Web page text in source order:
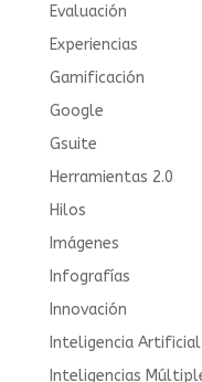
Evaluación
Experiencias
Gamificación
Google
Gsuite
Herramientas 2.0
Hilos
Imágenes
Infografías
Innovación
Inteligencia Artificial
Inteligencias